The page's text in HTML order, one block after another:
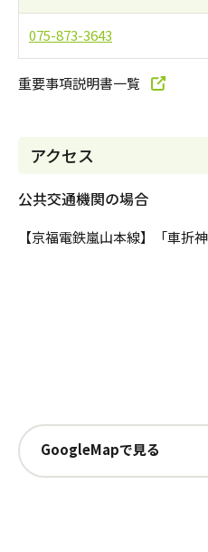
075-873-3643
重要事項説明書一覧
アクセス
公共交通機関の場合
【京福電鉄嵐山本線】「車折
GoogleMapで見る